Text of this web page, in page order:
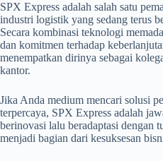
SPX Express adalah salah satu
industri logistik yang sedang terus
Secara kombinasi teknologi
dan komitmen terhadap
menempatkan dirinya sebagai
kantor.
Jika Anda medium mencari solusi
terpercaya, SPX Express adalah
berinovasi lalu beradaptasi dengan
menjadi bagian dari kesuksesan